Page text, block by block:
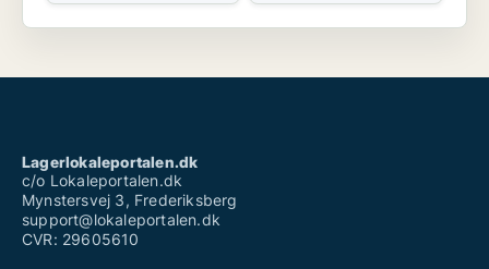
Lagerlokaleportalen.dk
c/o Lokaleportalen.dk
Mynstersvej 3, Frederiksberg
support@lokaleportalen.dk
CVR: 29605610